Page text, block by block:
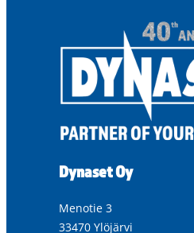
Dynaset Oy
Menotie 3
33470 Ylöjärvi